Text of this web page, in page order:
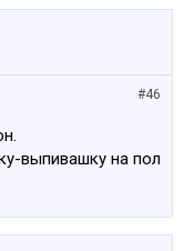
#46
выпивашку на пол